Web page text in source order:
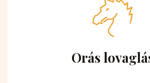
Orás